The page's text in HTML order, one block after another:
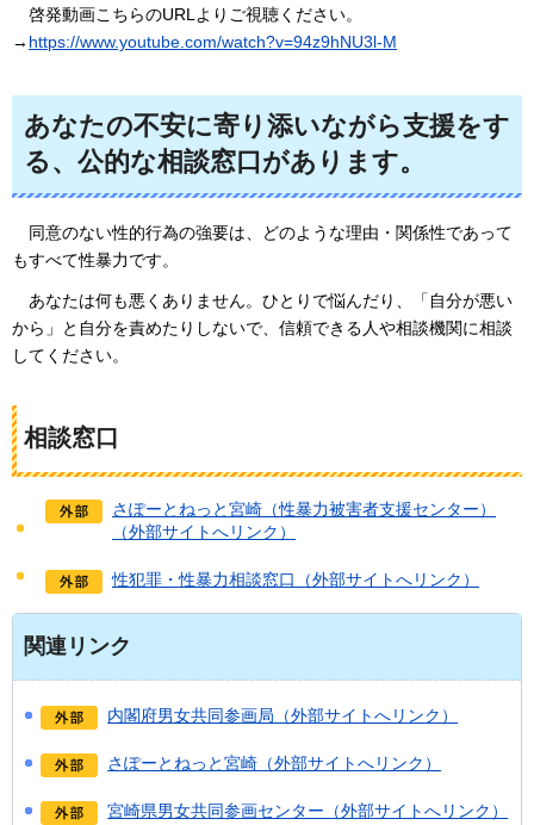
啓発動画こちらのURLよりご視聴ください。
→ https://www.youtube.com/watch?v=94z9hNU3l-M
あなたの不安に寄り添いながら支援をす
る、公的な相談窓口があります。
同意のない性的行為の強要は 、どのような理由・関係性であって
もすべて性暴力です。
あなたは何も悪くありません。ひとりで悩んだり、「自分が悪い
から」と自分を責めたりしないで、信頼できる人や相談機関に相談
してください。
相談窓口
さぽーとねっと宮崎（性暴力被害者支援センター）
（外部サイトへリンク）
性犯罪・性暴力相談窓口（外部サイトへリンク）
関連リンク
内閣府男女共同参画局（外部サイトへリンク）
さぽーとねっと宮崎（外部サイトへリンク）
宮崎県男女共同参画センター（外部サイトへリンク）